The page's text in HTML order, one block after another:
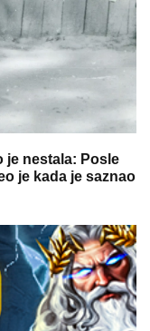
je nestala: Posle
je kada je saznao